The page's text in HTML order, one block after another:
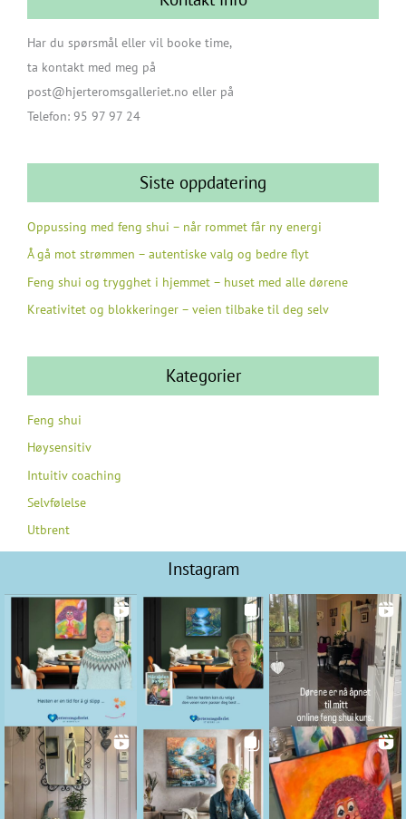
Har du spørsmål eller vil booke time,
ta kontakt med meg på
post@hjerteromsgalleriet.no eller på
Telefon: 95 97 97 24
Siste oppdatering
Oppussing med feng shui – når rommet får ny energi
Å gå mot strømmen – autentiske valg og bedre flyt
Feng shui og trygghet i hjemmet – huset med alle dørene
Kreativitet og blokkeringer – veien tilbake til deg selv
Kategorier
Feng shui
Høysensitiv
Intuitiv coaching
Selvfølelse
Utbrent
Instagram